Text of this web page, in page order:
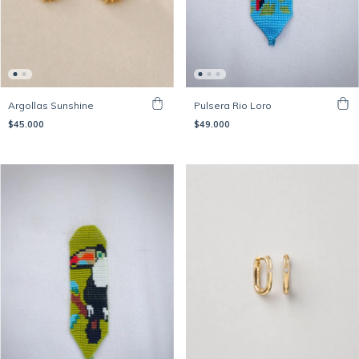
Argollas Sunshine
$45.000
Pulsera Rio Loro
$49.000